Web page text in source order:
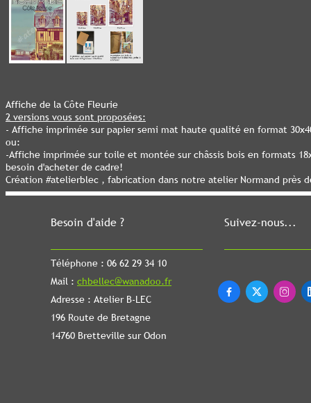
Besoin d'aide ?
Téléphone : 06 62 29 34 10
Mail : chbellec@wanadoo.fr
Adresse : Atelier B-LEC
196 Route de Bretagne
14760 Bretteville sur Odon
Suivez-nous...
  
Affiche de la Côte Fleurie
2 versions vous sont proposées:
- Affiche imprimée sur papier semi mat haute qualité en format
ou:
-Affiche imprimée sur toile et montée sur châssis bois en formats
besoin d'acheter de cadre!
Création #atelierblec , fabrication dans notre atelier Normand près